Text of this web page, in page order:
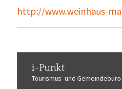
http://www.weinhaus-
i-Punkt
Tourismus-und Gemeindebüro